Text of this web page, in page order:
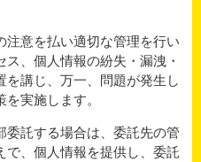
注意を払い適切な管理を行い
、個人情報の紛失・漏洩・
講じ、万一、問題が発生し
実施します。
委託する場合は、委託先の管
、個人情報を提供し、委託